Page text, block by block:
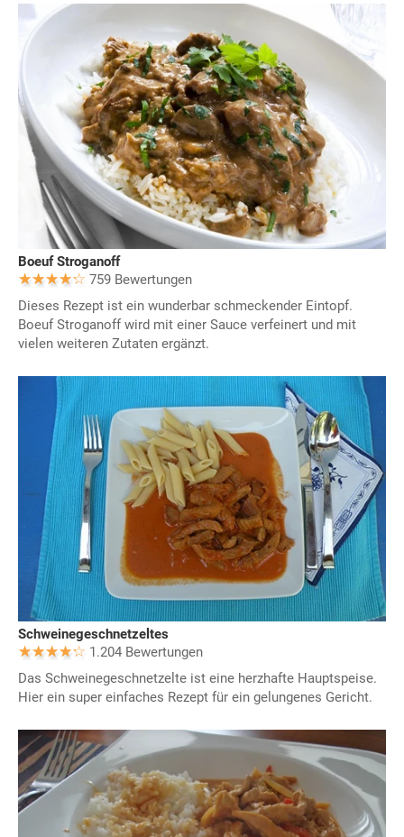
Boeuf Stroganoff
759 Bewertungen
Dieses Rezept ist ein wunderbar schmeckender Eintopf.
Boeuf Stroganoff wird mit einer Sauce verfeinert und mit
vielen weiteren Zutaten ergänzt.
Schweinegeschnetzeltes
1.204 Bewertungen
Das Schweinegeschnetzelte ist eine herzhafte Hauptspeise.
Hier ein super einfaches Rezept für ein gelungenes Gericht.